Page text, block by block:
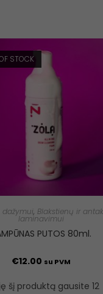
STOCK
dažymui, Blakstienų ir
laminavimui
PUTOS 80ml.
€12.00 su PVM
šį produktą gausite 12